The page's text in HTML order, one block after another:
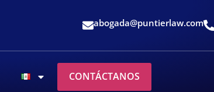
abogada@puntierlaw.com
CONTÁCTANOS